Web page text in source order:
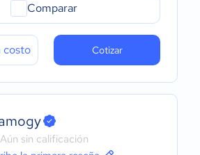
Comparar
costo Cotizar
Aún sin calificación